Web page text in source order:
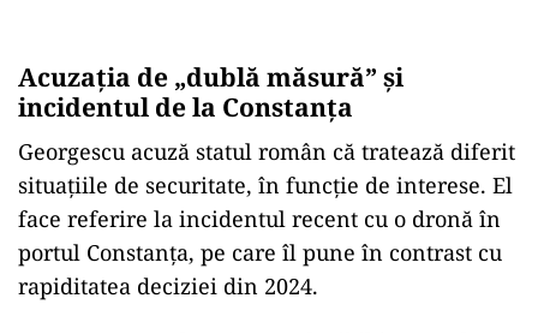
Acuzația de „dublă măsură” și
incidentul de la Constanța
Georgescu acuză statul român că tratează diferit
situațiile de securitate, în funcție de interese. El
face referire la incidentul recent cu o dronă în
portul Constanța, pe care îl pune în contrast cu
rapiditatea deciziei din 2024.